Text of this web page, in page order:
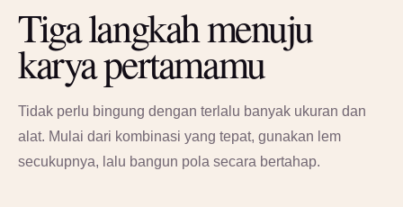
Tiga langkah menuju
karya pertamamu
Tidak perlu bingung dengan terlalu banyak ukuran dan
alat. Mulai dari kombinasi yang tepat, gunakan lem
secukupnya, lalu bangun pola secara bertahap.